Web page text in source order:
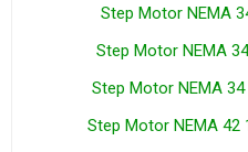
Step Motor NEMA
Step Motor NEMA
Step Motor NEMA 34
Step Motor NEMA 42